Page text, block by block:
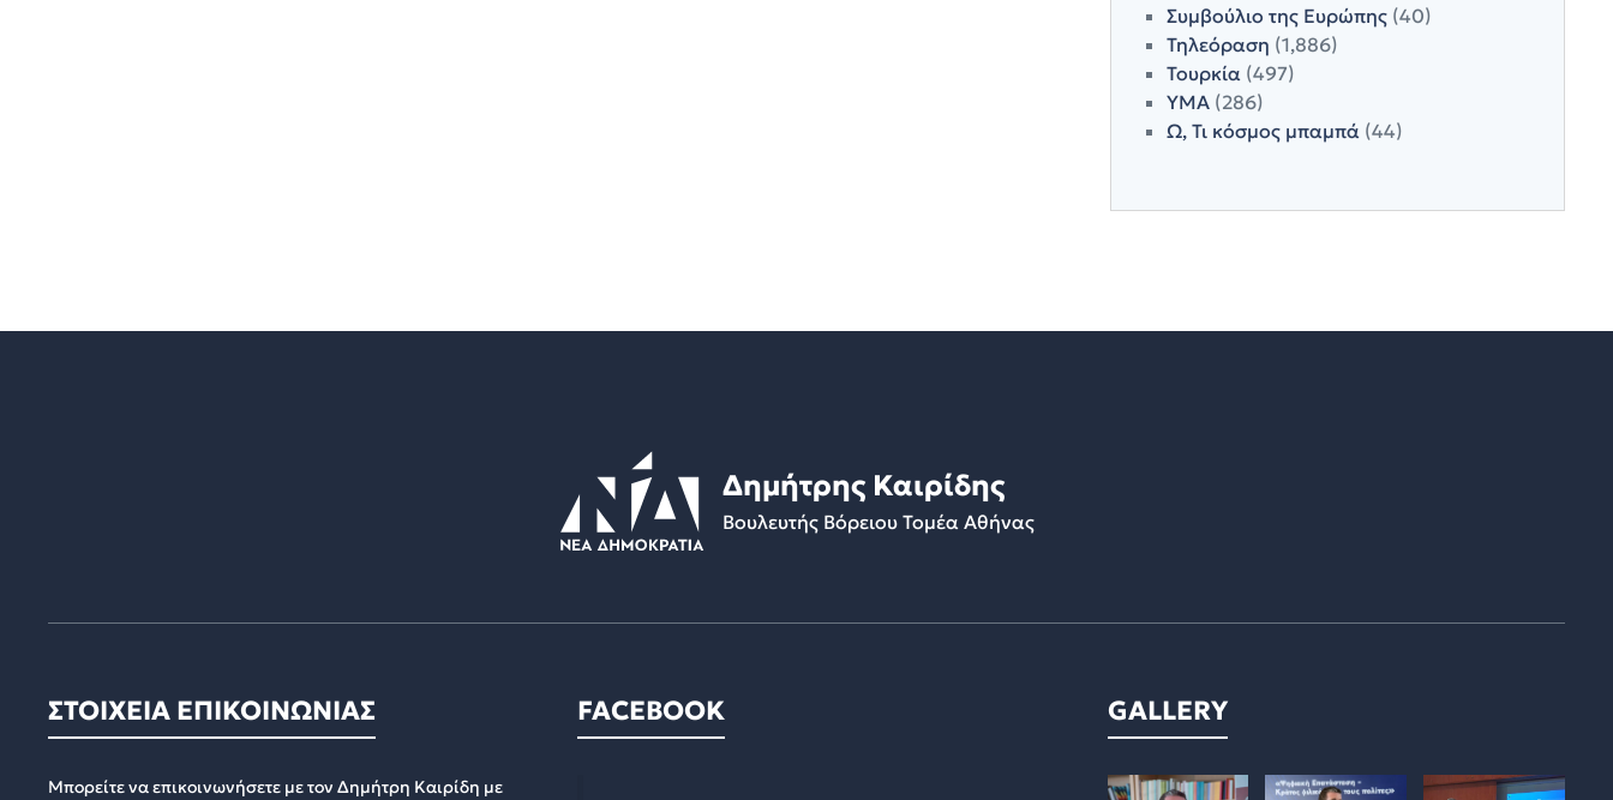
Συμβούλιο της Ευρώπης(40)
Τηλεόραση (1,886)
Τουρκία(497)
ΥΜΑ(286)
Ω, Τι κόσμος μπαμπά(44)
Δημήτρης Καιρίδης
Βουλευτής Βόρειου Τομέα Αθήνας
ΣΤΟΙΧΕΙΑ ΕΠΙΚΟΙΝΩΝΙΑΣ
Μπορείτε να επικοινωνήσετε με τον Δημήτρη Καιρίδη με
FACEBOOK GALLERY